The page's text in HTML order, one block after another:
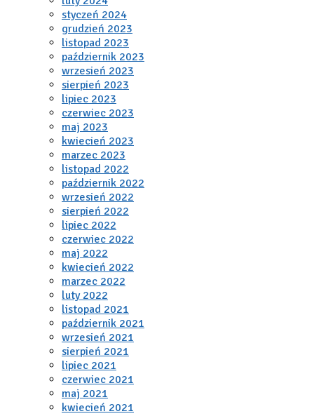
styczeń 2024
grudzień 2023
listopad 2023
październik 2023
wrzesień 2023
sierpień 2023
lipiec 2023
czerwiec 2023
maj 2023
kwiecień 2023
marzec 2023
listopad 2022
październik 2022
wrzesień 2022
sierpień 2022
lipiec 2022
czerwiec 2022
maj 2022
kwiecień 2022
marzec 2022
luty 2022
listopad 2021
październik 2021
wrzesień 2021
sierpień 2021
lipiec 2021
czerwiec 2021
maj 2021
kwiecień 2021